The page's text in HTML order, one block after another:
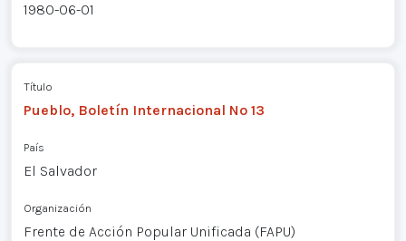
1980-06-01
Título
Pueblo, Boletín Internacional Nº 13
País
El Salvador
Organización
Frente de Acción Popular Unificada (FAPU)